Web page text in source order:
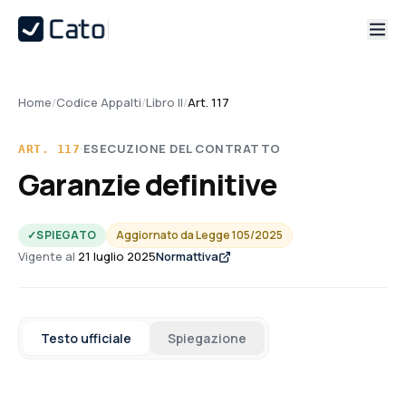
Home/Codice Appalti/Libro II/Art. 117
ART. 117·ESECUZIONE DEL CONTRATTO
Garanzie definitive
✓SPIEGATO Aggiornato daLegge 105/2025
Vigente al 21 luglio 2025Normattiva
Testo ufficiale Spiegazione